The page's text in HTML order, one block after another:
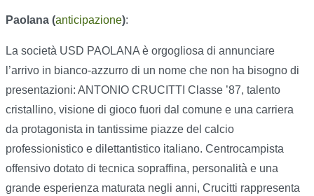
Paolana (anticipazione):
La società USD PAOLANA è orgogliosa di annunciare
l’arrivo in bianco-azzurro di un nome che non ha bisogno di
presentazioni: ANTONIO CRUCITTI Classe ’87, talento
cristallino, visione di gioco fuori dal comune e una carriera
da protagonista in tantissime piazze del calcio
professionistico e dilettantistico italiano. Centrocampista
offensivo dotato di tecnica sopraffina, personalità e una
grande esperienza maturata negli anni, Crucitti rappresenta